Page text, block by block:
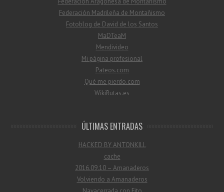
Federación Madrileña de Montañismo
Fotoblog de David de los Santos
MaDTeaM
Mendivideo
Mi página profesional
Pateos.com
Qué me pierdo.com
WikiRutas.es
ÚLTIMAS ENTRADAS
HACKED BY ANTONKILL
cache
2016.09.10 – Amanaderos
Volviendo a Amanaderos